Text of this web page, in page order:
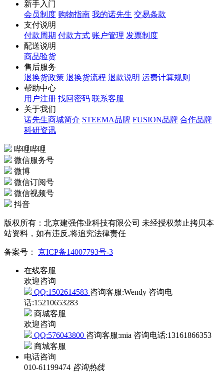
新手入门
会员制度 购物指南 我的诺先生 交易条款
支付说明
付款周期 付款方式 账户管理 发票制度
配送说明
商品验货
售后服务
退换货政策 退换货流程 退款说明 运费计算规则
帮助中心
用户注册 找回密码 联系客服
关于我们
诺先生商城简介 STEEMA品牌 FUSION品牌 合作品牌
科研资讯
哔哩哔哩
微信服务号
微博
微信订阅号
微信视频号
抖音
版权所有：北京建强伟业科技有限公司 未经授权禁止拷贝本
站资料，如有违反,将追究法律责任
备案号： 京ICP备14007793号-3
在线客服
欢迎咨询
QQ:1502614583咨询客服:Wendy 咨询电
话:15210653283
商城客服
欢迎咨询
QQ:576043800咨询客服:mia 咨询电话:13161866353
商城客服
电话咨询